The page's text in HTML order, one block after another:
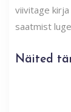
viivitage kirja
saatmist
Näited